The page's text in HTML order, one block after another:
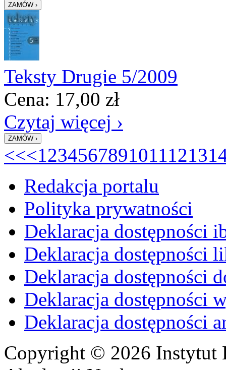
Teksty Drugie 5/2009
Cena: 17,00 zł
Czytaj więcej ›
<<<12345678910111213
Redakcja portalu
Polityka prywatności
Deklaracja dostępności
Deklaracja dostępności
Deklaracja dostępności
Deklaracja dostępności
Deklaracja dostępności
Copyright © 2026 Instytut